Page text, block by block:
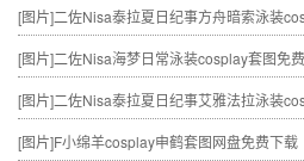
[图片]二佐Nisa泰拉夏日纪事方舟暗索泳装
[图片]二佐Nisa海梦日常泳装cosplay套图免
[图片]二佐Nisa泰拉夏日纪事艾雅法拉泳装
[图片]F小绵羊cosplay申鹤套图网盘免费下载